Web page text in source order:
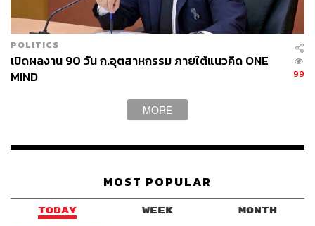
POLITICS
เปิดผลงาน 90 วัน ก.อุตสาหกรรม ภายใต้แนวคิด ONE
MIND
99
MORE
MOST POPULAR
TODAY WEEK MONTH